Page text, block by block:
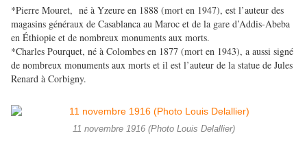
*Pierre Mouret, né à Yzeure en 1888 (mort en 1947), est l’auteur des
magasins généraux de Casablanca au Maroc et de la gare d’Addis-Abeba
en Éthiopie et de nombreux monuments aux morts.
*Charles Pourquet, né à Colombes en 1877 (mort en 1943), a aussi signé
de nombreux monuments aux morts et il est l’auteur de la statue de Jules
Renard à Corbigny.
11 novembre 1916 (Photo Louis Delallier)